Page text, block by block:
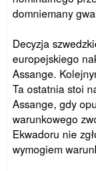
domniemany
Decyzja
europejskiego
Assange.
Ta ostatnia stoi
Assange, gdy
warunkowego
Ekwadoru nie
wymogiem